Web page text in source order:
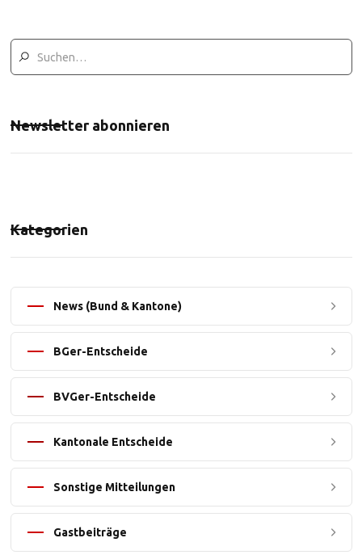
Newsletter abonnieren
Kategorien
News (Bund & Kantone)
BGer-Entscheide
BVGer-Entscheide
Kantonale Entscheide
Sonstige Mitteilungen
Gastbeiträge